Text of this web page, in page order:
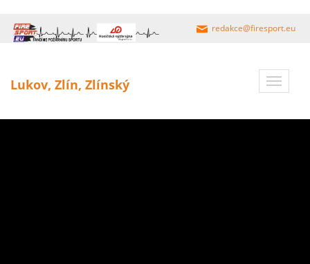
redakce@firesport.eu
Toggle
Lukov, Zlín, Zlínský